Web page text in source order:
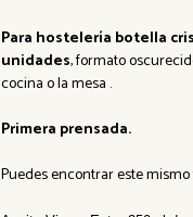
Para hostelería botella
unidades, formato
cocina o la mesa .
Primera prensada.
Puedes encontrar este